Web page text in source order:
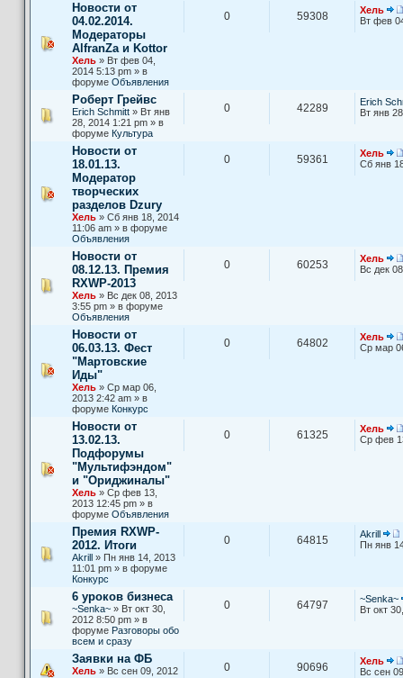
Новости от
04.02.2014.
Модераторы
AlfranZa и Kottor
Хель » Вт фев 04,
2014 5:13 pm » в
форуме Объявления
0 59308
Хель
Вт фев
Роберт Грейвс
Erich Schmitt » Вт янв
28, 2014 1:21 pm » в
форуме Культура
0 42289
Erich
Вт янв
Новости от
18.01.13.
Модератор
творческих
разделов Dzury
Хель » Сб янв 18, 2014
11:06 am » в форуме
Объявления
0 59361
Хель
Сб янв
Новости от
08.12.13. Премия
RXWP-2013
Хель » Вс дек 08, 2013
3:55 pm » в форуме
Объявления
0 60253
Хель
Вс дек
Новости от
06.03.13. Фест
"Мартовские
Иды"
Хель » Ср мар 06,
2013 2:42 am » в
форуме Конкурс
0 64802
Хель
Ср мар
Новости от
13.02.13.
Подфорумы
"Мультифэндом"
и "Ориджиналы"
Хель » Ср фев 13,
2013 12:45 pm » в
форуме Объявления
0 61325
Хель
Ср фев
Премия RXWP-
2012. Итоги
Akrill » Пн янв 14, 2013
11:01 pm » в форуме
Конкурс
0 64815
Akrill
т
к
Пн янв
6 уроков бизнеса
~Senka~ » Вт окт 30,
2012 8:50 pm » в
форуме Разговоры обо
всем и сразу
0 64797
~Senka~
Вт окт
Заявки на ФБ
Хель » Вс сен 09, 2012
0 90696
Хель
Вс сен